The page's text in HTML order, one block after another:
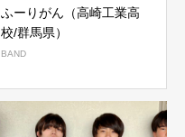
ふーりがん（高崎工業高
校/群馬県）
BAND